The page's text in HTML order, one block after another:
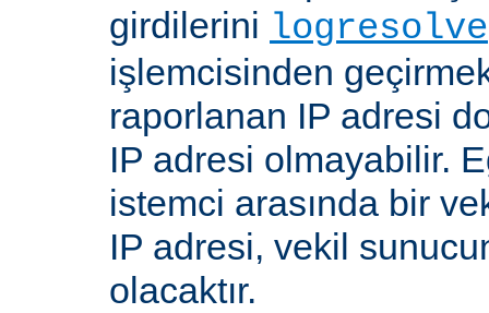
girdilerini logresolve
işlemcisinden
raporlanan IP adresi
IP adresi olmayabilir.
istemci arasında bir
IP adresi, vekil
olacaktır.